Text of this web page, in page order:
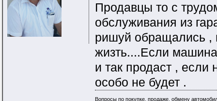
Продавцы то с
обслуживания из
ришуй обращались ,
жизть....Если машина
и так продаст , если
особо не будет .
Вопросы по покупке, продаже, обмену